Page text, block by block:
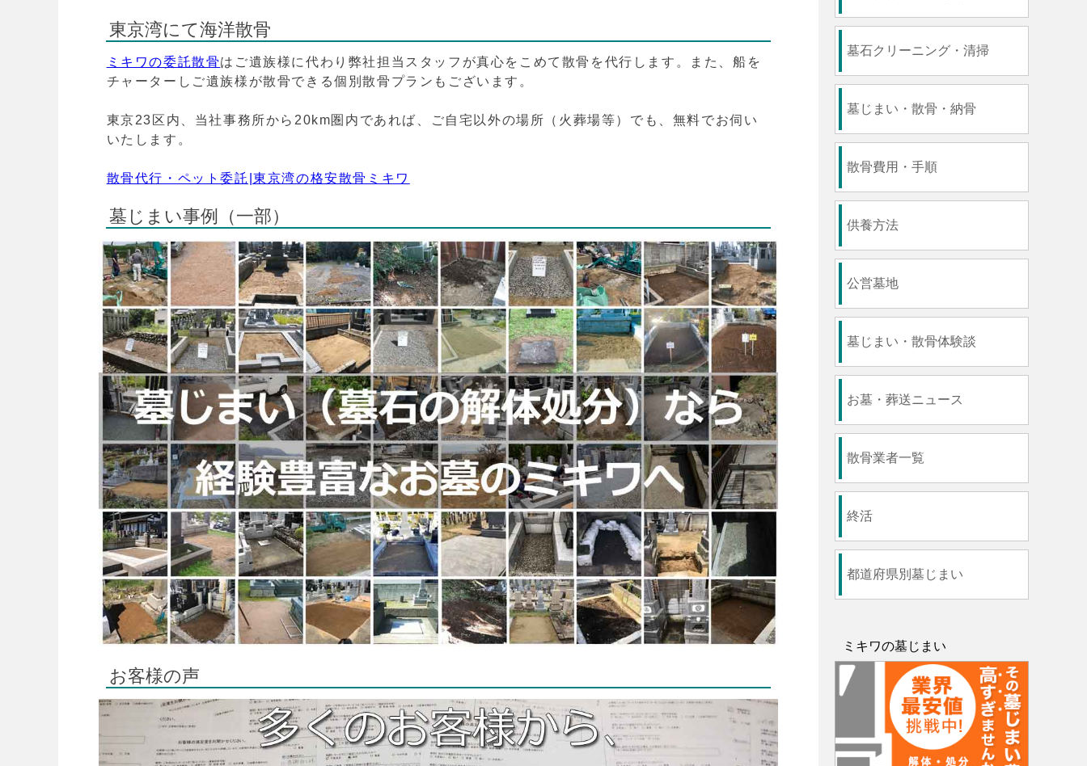
東京湾にて海洋散骨
ミキワの委託散骨はご遺族様に代わり弊社担当スタッフが真心をこめて散骨を代行します。また、船を
チャーターしご遺族様が散骨できる個別散骨プランもございます。
東京23区内、当社事務所から20km圏内であれば、ご自宅以外の場所（火葬場等）でも、無料でお伺い
いたします。
散骨代行・ペット委託|東京湾の格安散骨ミキワ
墓じまい事例（一部）
お客様の声
墓石クリーニング・清掃
墓じまい・散骨・納骨
散骨費用・手順
供養方法
公営墓地
墓じまい・散骨体験談
お墓・葬送ニュース
散骨業者一覧
終活
都道府県別墓じまい
ミキワの墓じまい